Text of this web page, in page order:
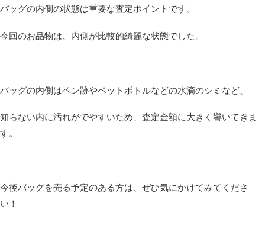
バッグの内側の状態は重要な査定ポイントです。
今回のお品物は、内側が比較的綺麗な状態でした。
バッグの内側はペン跡やペットボトルなどの水滴のシミなど、
知らない内に汚れがでやすいため、査定金額に大きく響いてきま
す。
今後バッグを売る予定のある方は、ぜひ気にかけてみてくださ
い！